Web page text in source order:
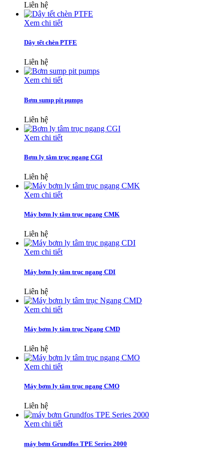
Liên hệ
Xem chi tiết
Dây tết chèn PTFE
Liên hệ
Xem chi tiết
Bơm sump pit pumps
Liên hệ
Xem chi tiết
Bơm ly tâm trục ngang CGI
Liên hệ
Xem chi tiết
Máy bơm ly tâm trục ngang CMK
Liên hệ
Xem chi tiết
Máy bơm ly tâm trục ngang CDI
Liên hệ
Xem chi tiết
Máy bơm ly tâm trục Ngang CMD
Liên hệ
Xem chi tiết
Máy bơm ly tâm trục ngang CMO
Liên hệ
Xem chi tiết
máy bơm Grundfos TPE Series 2000